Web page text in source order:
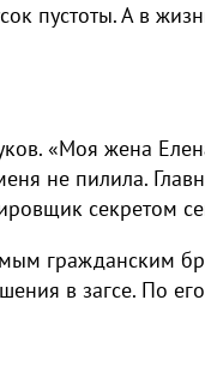
пустоты. А в
«Моя жена
не пилила.
секретом
гражданским
в загсе. По